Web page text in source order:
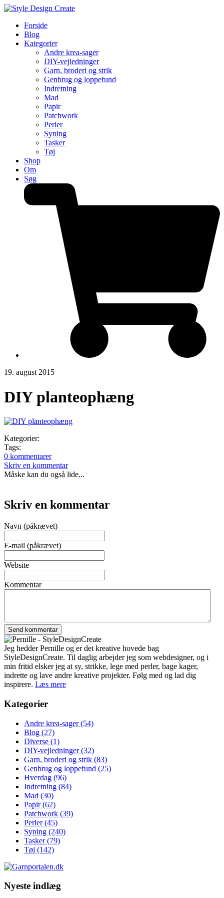
Forside
Blog
Kategorier
Andre krea-sager
DIY-vejledninger
Garn, broderi og strik
Genbrug og loppefund
Indretning
Mad
Papir
Patchwork
Perler
Syning
Tasker
Tøj
Shop
Om
Søg
19. august 2015
DIY planteophæng
Kategorier:
Tags:
0 kommentarer
Skriv en kommentar
Måske kan du også lide...
Skriv en kommentar
Navn (påkrævet)
E-mail (påkrævet)
Website
Kommentar
Jeg hedder Pernille og er det kreative hovede bag
StyleDesignCreate. Til daglig arbejder jeg som webdesigner, og i
min fritid elsker jeg at sy, strikke, lege med perler, bage kager,
indrette og lave andre kreative projekter. Følg med og lad dig
inspirere. Læs mere
Kategorier
Andre krea-sager(54)
Blog (27)
Diverse (1)
DIY-vejledninger(32)
Garn, broderi og strik (83)
Genbrug og loppefund (25)
Hverdag (96)
Indretning (84)
Mad (30)
Papir(62)
Patchwork (39)
Perler(45)
Syning (240)
Tasker(79)
Tøj (142)
Nyeste indlæg